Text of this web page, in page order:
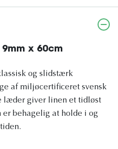
x 60cm
og slidstærk
af miljøcertificeret svensk
læder giver linen et tidløst
er behagelig at holde i og